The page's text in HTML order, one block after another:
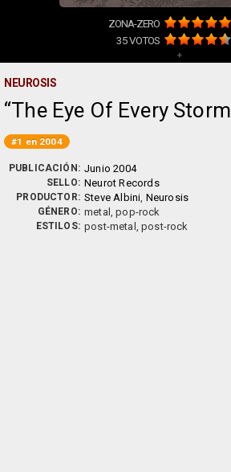
ZONA-ZERO
35VOTOS
+
NEUROSIS
The Eye Of Every Storm
#1 en 2004
PUBLICACIÓN: Junio 2004
SELLO: Neurot Records
PRODUCTOR: Steve Albini, Neurosis
GÉNERO: metal, pop-rock
ESTILOS: post-metal, post-rock